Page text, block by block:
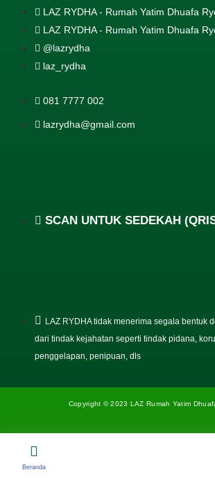
LAZ RYDHA - Rumah Yatim Dhuafa
LAZ RYDHA - Rumah Yatim Dhuafa
@lazrydha
laz_rydha
081 7777 002
lazrydha@gmail.com
SCAN UNTUK SEDEKAH
LAZ RYDHA tidak menerima segala bentuk
dari tindak kejahatan seperti tindak pidana,
penggelapan, penipuan, dls
Copyright © 2023 LAZ Rumah Yatim
Beranda